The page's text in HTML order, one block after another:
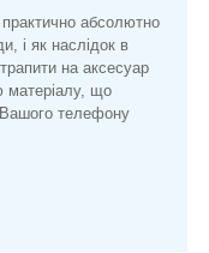
абсолютно
і як наслідок в
на аксесуар
матеріалу, що
телефону